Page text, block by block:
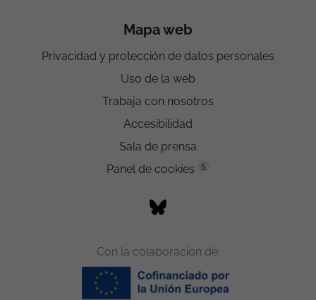
Mapa web
Privacidad y protección de datos personales
Uso de la web
Trabaja con nosotros
Accesibilidad
Sala de prensa
Panel de cookies
5
Con la colaboración de: